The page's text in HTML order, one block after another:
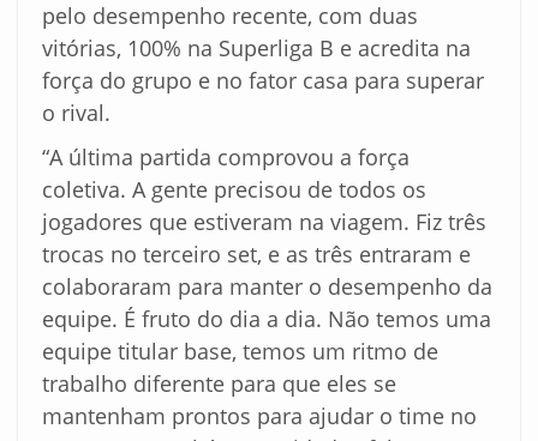
pelo desempenho recente, com duas
vitórias, 100% na Superliga B e acredita na
força do grupo e no fator casa para superar
o rival.
“A última partida comprovou a força
coletiva. A gente precisou de todos os
jogadores que estiveram na viagem. Fiz três
trocas no terceiro set, e as três entraram e
colaboraram para manter o desempenho da
equipe. É fruto do dia a dia. Não temos uma
equipe titular base, temos um ritmo de
trabalho diferente para que eles se
mantenham prontos para ajudar o time no